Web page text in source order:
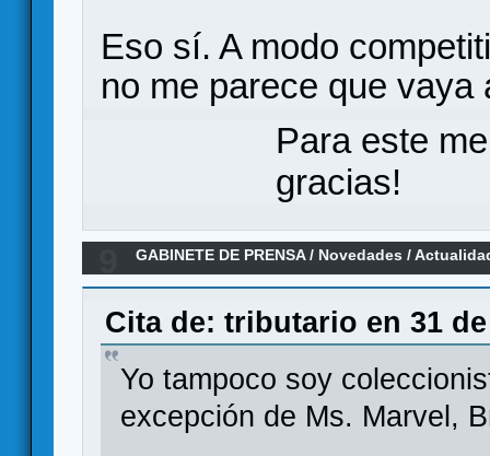
Eso sí. A modo
no me parece que vaya
Para este
gracias!
GABINETE DE PRENSA/ Novedades /
Cita de: tributario en 31
Yo tampoco soy
excepción de Ms. Marvel,